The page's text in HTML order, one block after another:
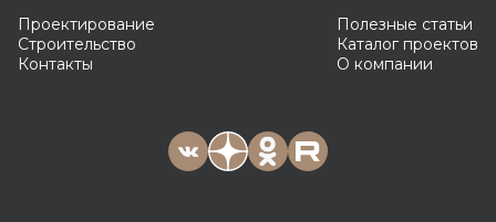
Проектирование
Строительство
Контакты
Полезные статьи
Каталог проектов
О компании